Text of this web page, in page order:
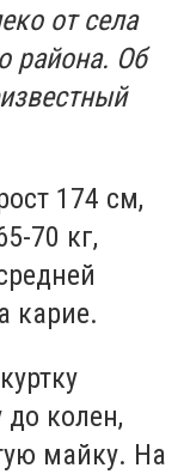
от села
района. Об
174 см,
70 кг,
карие.
колен,
майку. На